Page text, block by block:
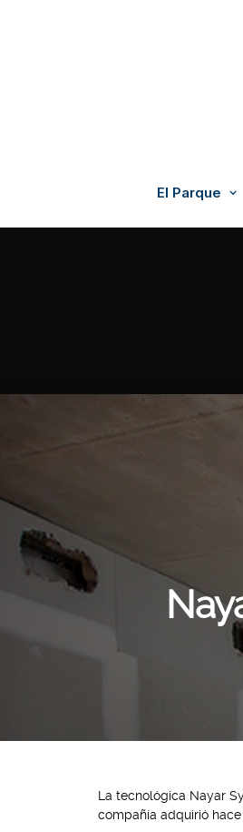
El Parque
La tecnológica Nayar
compañía adquirió